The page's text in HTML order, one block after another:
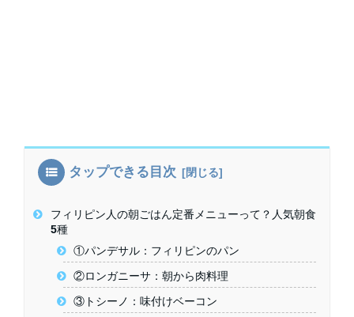
タップできる目次
フィリピン人の朝ごはん定番メニューって？人気朝食
5種
①パンデサル：フィリピンのパン
②ロンガニーサ：朝から肉料理
③トシーノ：味付けベーコン